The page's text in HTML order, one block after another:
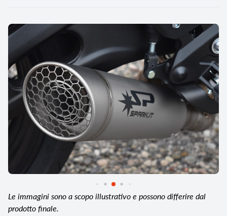
Le immagini sono a scopo illustrativo e possono differire dal
prodotto finale.